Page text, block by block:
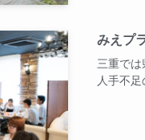
みえプ
三重で
人手不